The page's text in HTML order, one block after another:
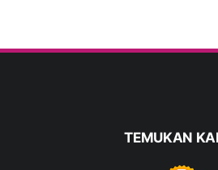
TEMUKAN